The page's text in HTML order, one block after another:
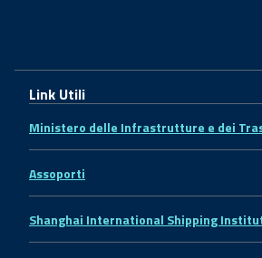
Link Utili
Ministero delle Infrastrutture e dei
Assoporti
Shanghai International Shipping